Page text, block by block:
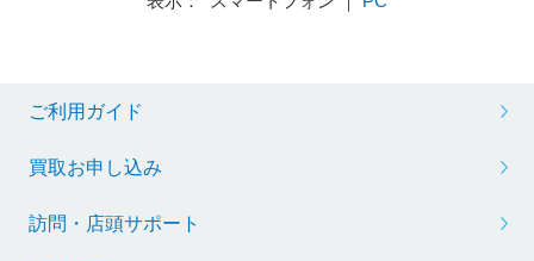
ご利用ガイド
買取お申し込み
訪問・店頭サポート